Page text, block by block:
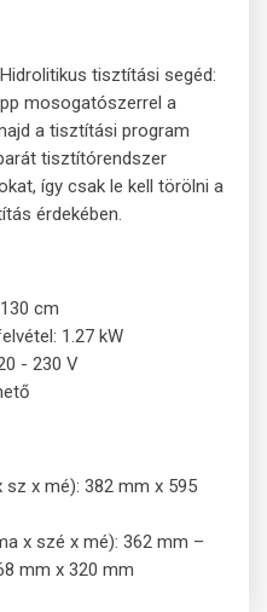
tisztítási segéd:
mosogatószerrel a
a tisztítási program
tisztítórendszer
így csak le kell törölni a
érdekében.
cm
1.27 kW
- 230 V
x mé): 382 mm x 595
x szé x mé): 362 mm –
mm x 320 mm